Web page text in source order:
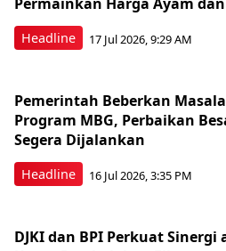
Headline 17 Jul 2026, 9:29 AM
Headline
Pemerintah Beberkan
Program MBG, Perbaikan
Segera Dijalankan
16 Jul 2026, 3:35 PM
DJKI dan BPI Perkuat Sinergi